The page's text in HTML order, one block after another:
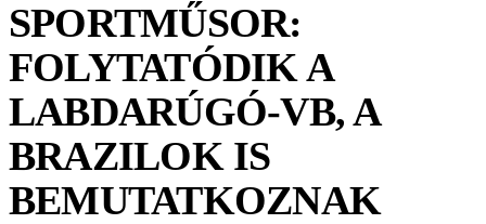
SPORTMŰSOR:
FOLYTATÓDIK A
LABDARÚGÓ-VB, A
BRAZILOK IS
BEMUTATKOZNAK